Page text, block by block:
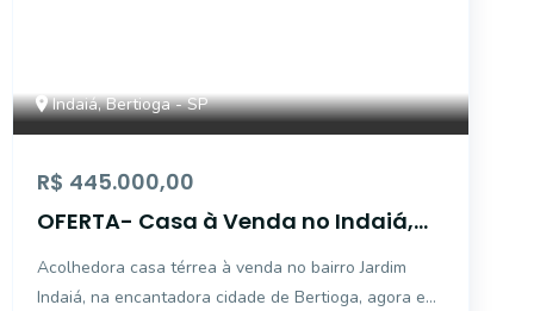
Indaiá, Bertioga - SP
R$ 445.000,00
OFERTA- Casa à Venda no Indaiá,
Quartos - Bertioga;SP
Acolhedora casa térrea à venda no bairro Jardim
Indaiá, na encantadora cidade de Bertioga, agora em